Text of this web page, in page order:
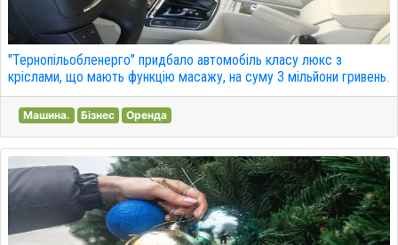
"Тернопільобленерго" придбало автомобіль класу люкс з
кріслами, що мають функцію масажу, на суму 3 мільйони гривень.
Машина. Бізнес Оренда